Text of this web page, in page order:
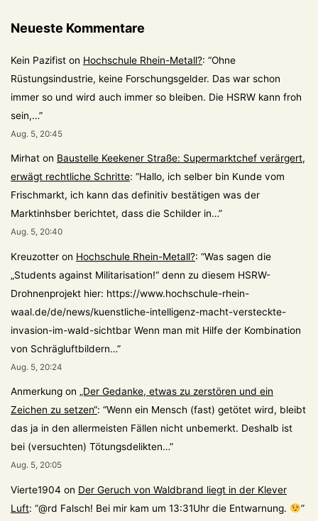
Neueste Kommentare
Kein Pazifist on Hochschule Rhein-Metall?: “Ohne
Rüstungsindustrie, keine Forschungsgelder. Das war schon
immer so und wird auch immer so bleiben. Die HSRW kann froh
sein,…”
Aug. 5, 20:45
Mirhat on Baustelle Keekener Straße: Supermarktchef verärgert,
erwägt rechtliche Schritte: “Hallo, ich selber bin Kunde vom
Frischmarkt, ich kann das definitiv bestätigen was der
Marktinhsber berichtet, dass die Schilder in…”
Aug. 5, 20:40
Kreuzotter on Hochschule Rhein-Metall?: “Was sagen die
„Students against Militarisation!“ denn zu diesem HSRW-
Drohnenprojekt hier: https://www.hochschule-rhein-
waal.de/de/news/kuenstliche-intelligenz-macht-versteckte-
invasion-im-wald-sichtbar Wenn man mit Hilfe der Kombination
von Schrägluftbildern…”
Aug. 5, 20:24
Anmerkung on „Der Gedanke, etwas zu zerstören und ein
Zeichen zu setzen“: “Wenn ein Mensch (fast) getötet wird, bleibt
das ja in den allermeisten Fällen nicht unbemerkt. Deshalb ist
bei (versuchten) Tötungsdelikten…”
Aug. 5, 20:05
Vierte1904 on Der Geruch von Waldbrand liegt in der Klever
Luft: “@rd Falsch! Bei mir kam um 13:31Uhr die Entwarnung. ”